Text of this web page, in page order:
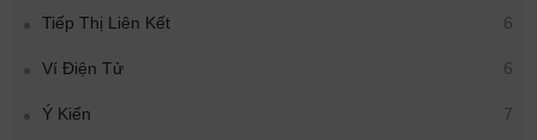
Tiếp Thị Liên Kết 6
Ví Điện Tử 6
Ý Kiến 7